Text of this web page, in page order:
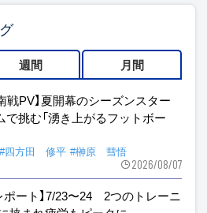
週間 月間
戦PV】夏開幕のシーズンスター
で挑む「湧き上がるフットボー
#四方田 修平 #榊原 彗悟
2026/08/07
ポート】7/23〜24 2つのトレーニ